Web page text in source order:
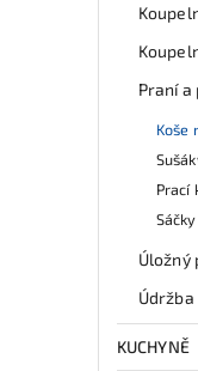
Praní
Koše
Prací
Úložný
KUCHYNĚ